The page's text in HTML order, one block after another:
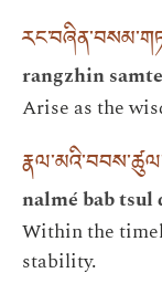
rangzhin
Arise as the
nalmé bab tsul
Within the
stability.